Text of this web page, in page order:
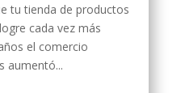
tu tienda de productos
cada vez más
el comercio
aumentó...